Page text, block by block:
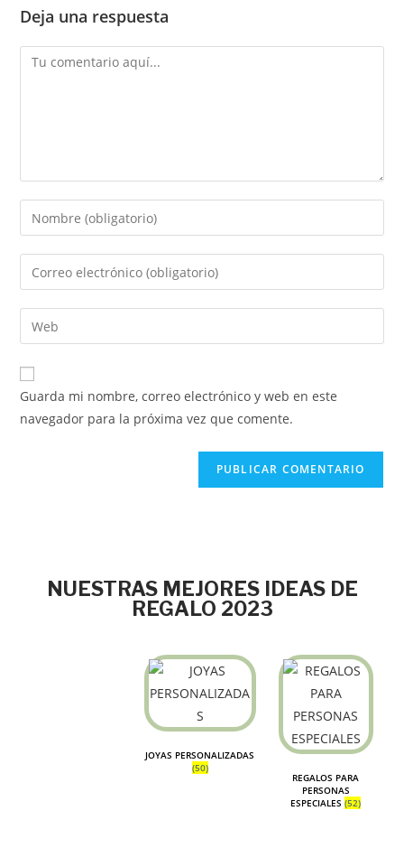
Deja una respuesta
Guarda mi nombre, correo electrónico y web en este
navegador para la próxima vez que comente.
NUESTRAS MEJORES IDEAS DE
REGALO 2023
JOYAS PERSONALIZADAS
(50)
REGALOS PARA
PERSONAS
ESPECIALES(52)